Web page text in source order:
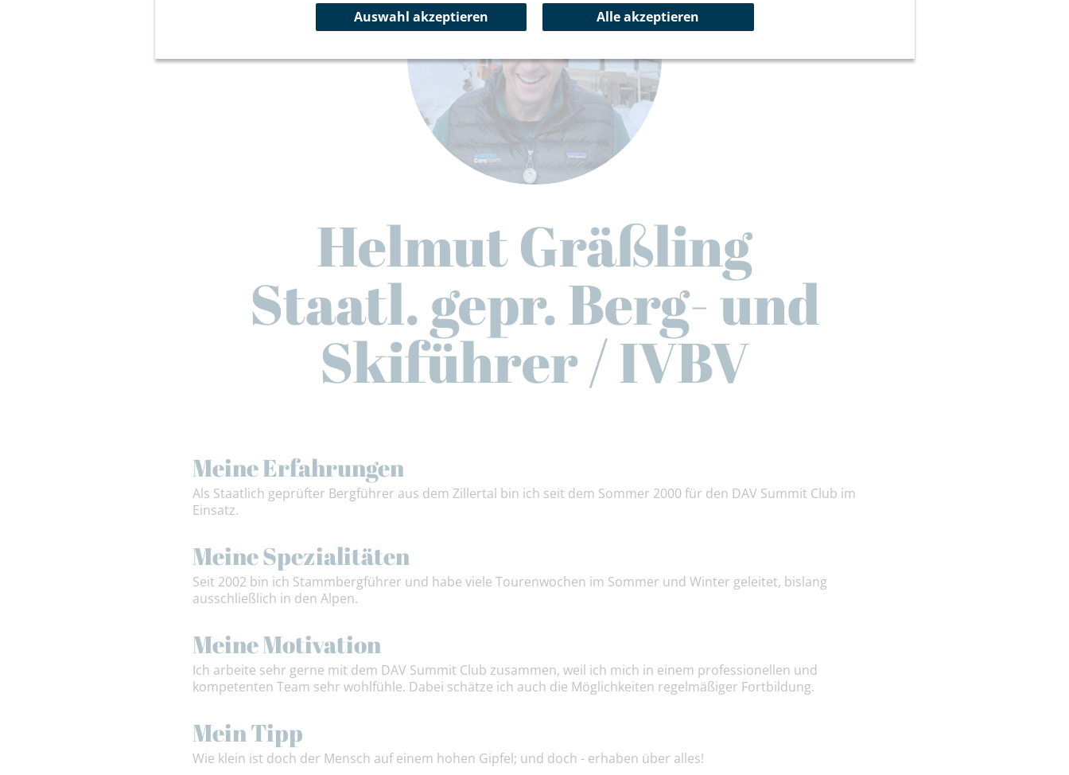
Helmut Gräßling
Staatl. gepr. Berg- und
Skiführer / IVBV
Meine Erfahrungen
Als Staatlich geprüfter Bergführer aus dem Zillertal bin ich seit dem Sommer 2000 für den DAV Summit Club im
Einsatz.
Meine Spezialitäten
Seit 2002 bin ich Stammbergführer und habe viele Tourenwochen im Sommer und Winter geleitet, bislang
ausschließlich in den Alpen.
Meine Motivation
Ich arbeite sehr gerne mit dem DAV Summit Club zusammen, weil ich mich in einem professionellen und
kompetenten Team sehr wohlfühle. Dabei schätze ich auch die Möglichkeiten regelmäßiger Fortbildung.
Mein Tipp
Wie klein ist doch der Mensch auf einem hohen Gipfel; und doch - erhaben über alles!
Auswahl akzeptieren Alle akzeptieren